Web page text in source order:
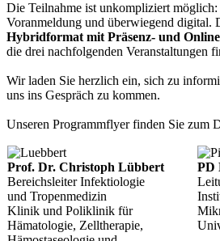
Die Teilnahme ist unkompliziert
Voranmeldung und überwiegend digital.
Hybridformat mit Präsenz- und
die drei nachfolgenden Veranstaltungen
Wir laden Sie herzlich ein, sich zu
uns ins Gespräch zu kommen.
Unseren Programmflyer finden Sie zum
Prof. Dr. Christoph Lübbert
Bereichsleiter Infektiologie
und Tropenmedizin
Klinik und Poliklinik für
Hämatologie, Zelltherapie,
PD